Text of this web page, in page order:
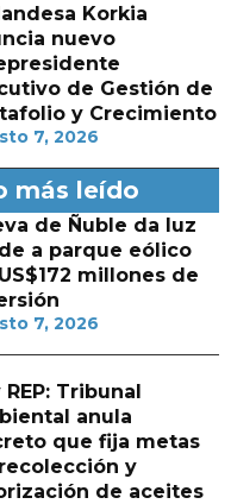
Korkia
nuevo
de Gestión de
y Crecimiento
7, 2026
más leído
de Ñuble da luz
a parque eólico
millones de
7, 2026
REP: Tribunal
anula
que fija metas
y
de aceites